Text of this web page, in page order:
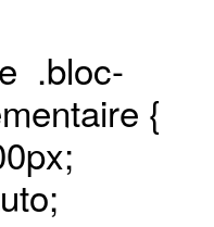
.bloc-
{